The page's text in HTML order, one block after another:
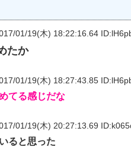
01/19(木) 18:22:16.64
たか
01/19(木) 18:27:43.85
てる感じだな
01/19(木) 20:27:13.69
ると思った